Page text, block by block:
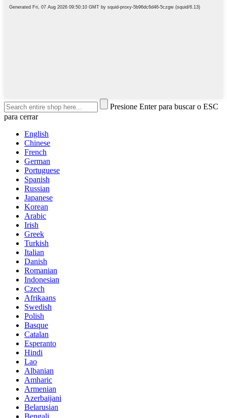
Presione Enter para buscar o ESC
para cerrar
English
Chinese
French
German
Portuguese
Spanish
Russian
Japanese
Korean
Arabic
Irish
Greek
Turkish
Italian
Danish
Romanian
Indonesian
Czech
Afrikaans
Swedish
Polish
Basque
Catalan
Esperanto
Hindi
Lao
Albanian
Amharic
Armenian
Azerbaijani
Belarusian